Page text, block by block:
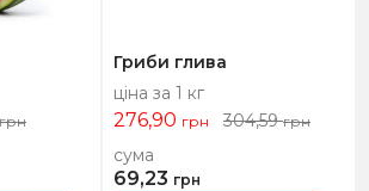
грн
Гриби глива
ціна за 1 кг
276,90 грн 304,59грн
сума
69,23 грн